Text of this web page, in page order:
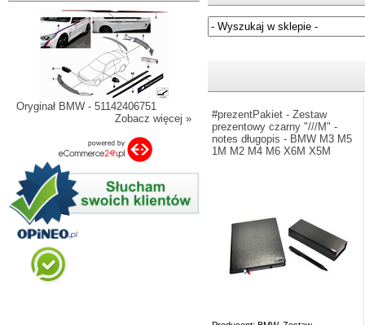
Oryginał BMW - 51142406751
Zobacz więcej »
#prezentPakiet - Zestaw
prezentowy czarny "///M" -
notes długopis - BMW M3 M5
1M M2 M4 M6 X6M X5M